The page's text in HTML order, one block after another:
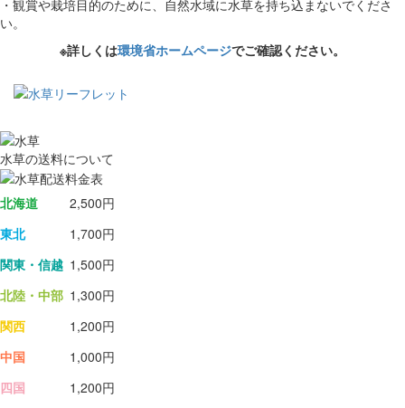
・観賞や栽培目的のために、自然水域に水草を持ち込まないでくださ
い。
※詳しくは環境省ホームページでご確認ください。
水草の送料について
北海道
2,500円
東北
1,700円
関東・信越 1,500円
北陸・中部 1,300円
関西
1,200円
中国
1,000円
四国
1,200円